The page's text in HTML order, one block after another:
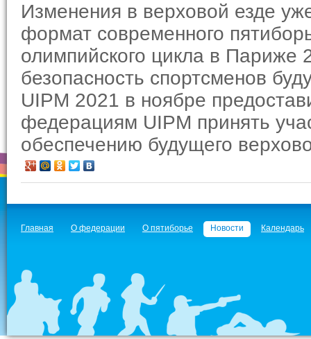
Изменения в верховой езде
формат современного
олимпийского цикла в Париже
безопасность спортсменов
UIPM 2021 в ноябре
федерациям UIPM принять
обеспечению будущего
Главная О федерации О пятиборье Новости Календарь